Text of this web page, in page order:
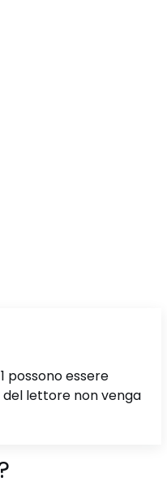
possono essere
del lettore non venga